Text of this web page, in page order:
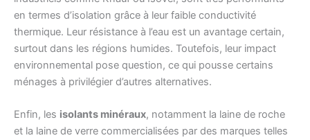
en termes d’isolation grâce à leur faible conductivité
thermique. Leur résistance à l’eau est un avantage certain,
surtout dans les régions humides. Toutefois, leur impact
environnemental pose question, ce qui pousse certains
ménages à privilégier d’autres alternatives.
Enfin, les isolants minéraux, notamment la laine de roche
et la laine de verre commercialisées par des marques telles